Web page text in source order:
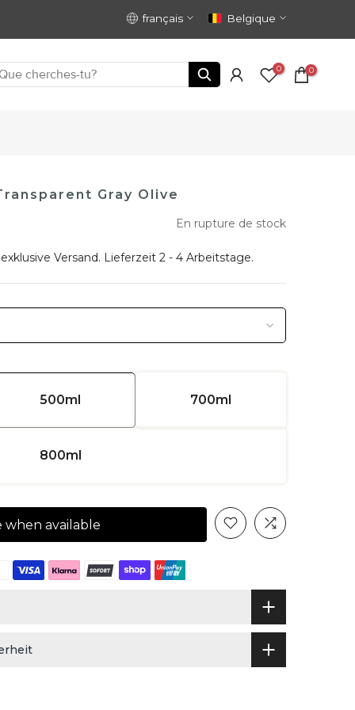
français Belgique
0 0
Gray Olive
En rupture de stock
Versand. Lieferzeit 2 - 4 Arbeitstage.
500ml 700ml
800ml
when available